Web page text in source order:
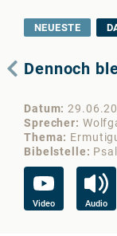
NEUESTE
Dennoch
Datum
Sprecher
Thema
Bibelstelle
Video Audio